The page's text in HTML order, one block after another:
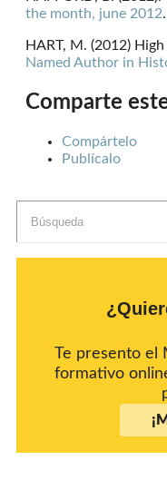
the month, june 2012.
HART, M. (2012)
Named Author in
Comparte
Compártelo
Publícalo
Te presento el
formativo